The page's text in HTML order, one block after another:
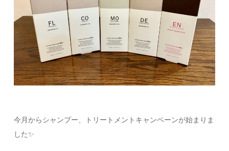
今月からシャンプー、トリートメントキャンペーンが始まりま
した✨